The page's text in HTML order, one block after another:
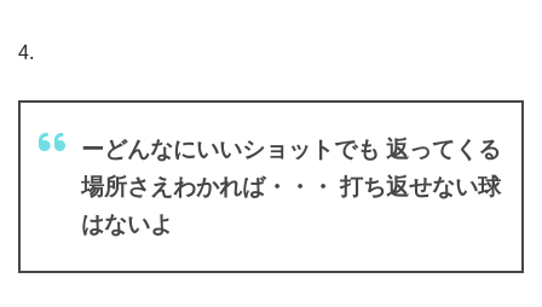
4.
ーどんなにいいショットでも 返ってくる
場所さえわかれば・・・ 打ち返せない球
はないよ